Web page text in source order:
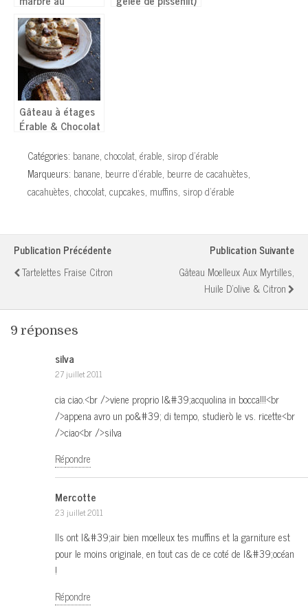
chocolat (courge)
Gâteau à étages
Érable & Chocolat
Sans œufs
Catégories: banane, chocolat, érable, sirop d'érable
Marqueurs: banane, beurre d'érable, beurre de cacahuètes,
cacahuètes, chocolat, cupcakes, muffins, sirop d'érable
Publication Précédente
Tartelettes Fraise Citron
Publication Suivante
Gâteau Moelleux Aux Myrtilles,
Huile D'olive & Citron
9 réponses
silva
27 juillet 2011
cia ciao.<br />viene proprio l&#39;acquolina in bocca!!!<br
/>appena avro un po&#39; di tempo, studierò le vs. ricette<br
/>ciao<br />silva
Répondre
Mercotte
23 juillet 2011
Ils ont l&#39;air bien moelleux tes muffins et la garniture est
pour le moins originale, en tout cas de ce coté de l&#39;océan
!
Répondre